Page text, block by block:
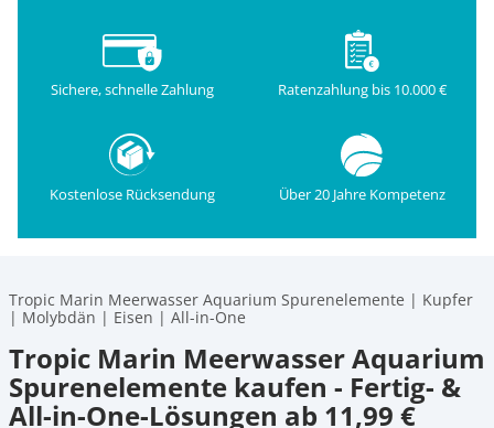
Sichere, schnelle Zahlung Ratenzahlung bis 10.000 €
Kostenlose Rücksendung Über 20 Jahre Kompetenz
Tropic Marin Meerwasser Aquarium Spurenelemente | Kupfer
| Molybdän | Eisen | All-in-One
Tropic Marin Meerwasser Aquarium
Spurenelemente kaufen - Fertig- &
All-in-One-Lösungen ab 11,99 €